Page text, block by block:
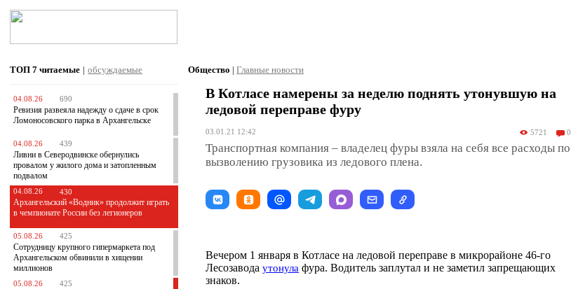
ТОП 7 читаемые | обсуждаемые
04.08.26 690
Ревизия развеяла надежду о сдаче в срок
Ломоносовского парка в Архангельске
04.08.26 439
Ливни в Северодвинске обернулись
провалом у жилого дома и затопленным
подвалом
04.08.26 430
Архангельский «Водник» продолжит играть
в чемпионате России без легионеров
05.08.26 425
Сотрудницу крупного гипермаркета под
Архангельском обвинили в хищении
миллионов
05.08.26 425
Общество | Главные новости
В Котласе намерены за неделю поднять утонувшую на
ледовой переправе фуру
03.01.21 12:42 5721 0
Транспортная компания – владелец фуры взяла на себя все расходы по
вызволению грузовика из ледового плена.
Вечером 1 января в Котласе на ледовой переправе в микрорайоне 46-го
Лесозавода утонула фура. Водитель заплутал и не заметил запрещающих
знаков.